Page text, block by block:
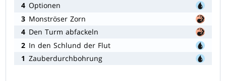
4 Optionen
3 Monströser Zorn
4 Den Turm abfackeln
2 In den Schlund der Flut
1 Zauberdurchbohrung